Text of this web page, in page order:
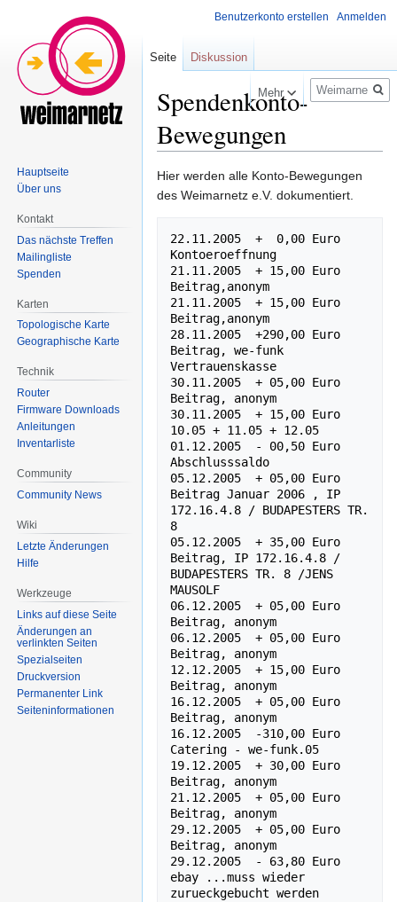
Spendenkonto-
Bewegungen
Zur
Navigation
Zur
Suche
Hier werden alle Konto-Bewegungen
des Weimarnetz e.V. dokumentiert.
22.11.2005  +  0,00 Euro
Kontoeroeffnung
21.11.2005  + 15,00 Euro
Beitrag,anonym
21.11.2005  + 15,00 Euro
Beitrag,anonym
28.11.2005  +290,00 Euro
Beitrag, we-funk
Vertrauenskasse
30.11.2005  + 05,00 Euro
Beitrag, anonym
30.11.2005  + 15,00 Euro
10.05 + 11.05 + 12.05
01.12.2005  - 00,50 Euro
Abschlusssaldo
05.12.2005  + 05,00 Euro
Beitrag Januar 2006 , IP
172.16.4.8 / BUDAPESTERS TR.
8
05.12.2005  + 35,00 Euro
Beitrag, IP 172.16.4.8 /
BUDAPESTERS TR. 8 /JENS
MAUSOLF
06.12.2005  + 05,00 Euro
Beitrag, anonym
06.12.2005  + 05,00 Euro
Beitrag, anonym
12.12.2005  + 15,00 Euro
Beitrag, anonym
16.12.2005  + 05,00 Euro
Beitrag, anonym
16.12.2005  -310,00 Euro
Catering - we-funk.05
19.12.2005  + 30,00 Euro
Beitrag, anonym
21.12.2005  + 05,00 Euro
Beitrag, anonym
29.12.2005  + 05,00 Euro
Beitrag, anonym
29.12.2005  - 63,80 Euro
ebay ...muss wieder
zurueckgebucht werden
Benutzerkonto erstellen Anmelden
Seite Diskussion
Mehr
Suche
Hauptseite
Über uns
Kontakt
Das nächste Treffen
Mailingliste
Spenden
Karten
Topologische Karte
Geographische Karte
Technik
Router
Firmware Downloads
Anleitungen
Inventarliste
Community
Community News
Wiki
Letzte Änderungen
Hilfe
Werkzeuge
Links auf diese Seite
Änderungen an
verlinkten Seiten
Spezialseiten
Druckversion
Permanenter Link
Seiten­informationen